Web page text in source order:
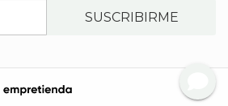
SUSCRIBIRME